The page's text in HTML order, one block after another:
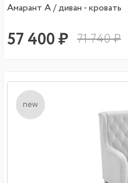
Амарант А / диван - кровать
57 400 ₽ 71 740 ₽
new